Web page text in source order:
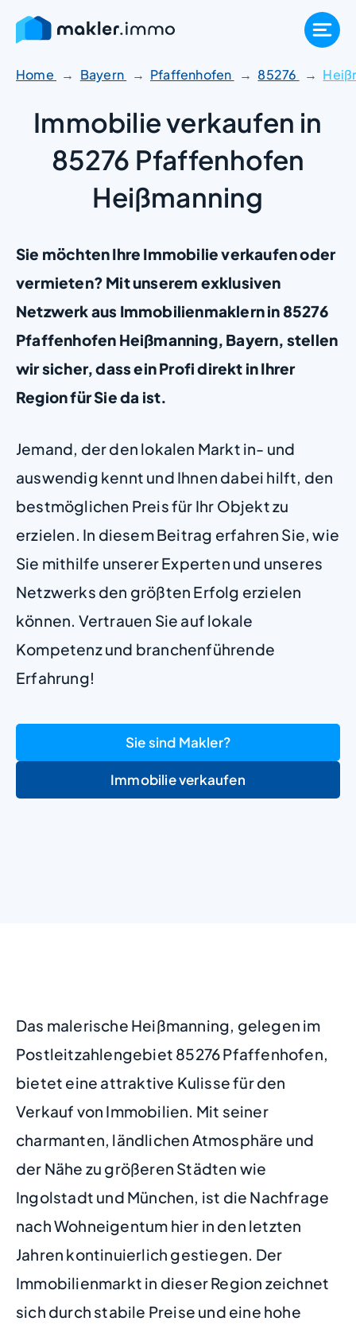
Zum
Inhalt
springen
Home Bayern Pfaffenhofen 85276
Immobilie verkaufen in
85276 Pfaffenhofen
Heißmanning
Sie möchten Ihre Immobilie verkaufen oder
vermieten? Mit unserem exklusiven
Netzwerk aus Immobilienmaklern in 85276
Pfaffenhofen Heißmanning, Bayern, stellen
wir sicher, dass ein Profi direkt in Ihrer
Region für Sie da ist.
Jemand, der den lokalen Markt in- und
auswendig kennt und Ihnen dabei hilft, den
bestmöglichen Preis für Ihr Objekt zu
erzielen. In diesem Beitrag erfahren Sie, wie
Sie mithilfe unserer Experten und unseres
Netzwerks den größten Erfolg erzielen
können. Vertrauen Sie auf lokale
Kompetenz und branchenführende
Erfahrung!
Sie sind Makler?
Immobilie verkaufen
Das malerische Heißmanning, gelegen im
Postleitzahlengebiet 85276 Pfaffenhofen,
bietet eine attraktive Kulisse für den
Verkauf von Immobilien. Mit seiner
charmanten, ländlichen Atmosphäre und
der Nähe zu größeren Städten wie
Ingolstadt und München, ist die Nachfrage
nach Wohneigentum hier in den letzten
Jahren kontinuierlich gestiegen. Der
Immobilienmarkt in dieser Region zeichnet
sich durch stabile Preise und eine hohe